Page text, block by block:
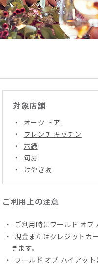
対象店舗
オーク ドア
フレンチ キッチン
六緑
旬房
けやき坂
ご利用上の注意
ご利用時にワールド オブ
現金またはクレジットカ
きます。
ワールド オブ ハイアッ